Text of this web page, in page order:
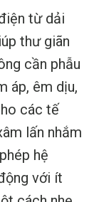
từ dải
thư giãn
cần phẫu
áp, êm dịu,
các tế
lấn nhắm
hệ
với ít